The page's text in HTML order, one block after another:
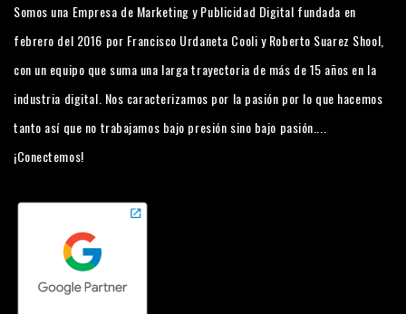
Somos una Empresa de Marketing y Publicidad Digital fundada en
febrero del 2016 por Francisco Urdaneta Cooli y Roberto Suarez Shool,
con un equipo que suma una larga trayectoria de más de 15 años en la
industria digital. Nos caracterizamos por la pasión por lo que hacemos
tanto así que no trabajamos bajo presión sino bajo pasión....
¡Conectemos!